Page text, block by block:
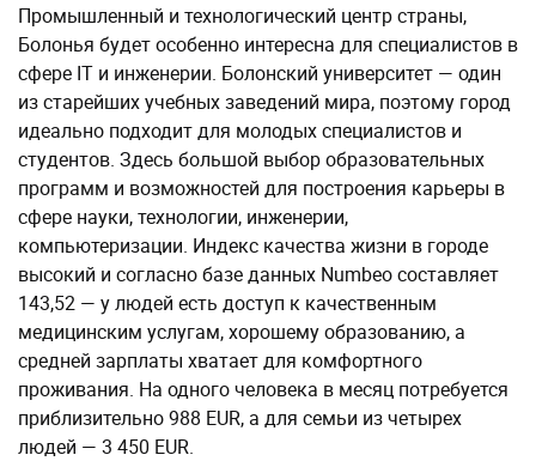
Промышленный и технологический центр страны,
Болонья будет особенно интересна для специалистов в
сфере IT и инженерии. Болонский университет — один
из старейших учебных заведений мира, поэтому город
идеально подходит для молодых специалистов и
студентов. Здесь большой выбор образовательных
программ и возможностей для построения карьеры в
сфере науки, технологии, инженерии,
компьютеризации. Индекс качества жизни в городе
высокий и согласно базе данных Numbeo составляет
143,52 — у людей есть доступ к качественным
медицинским услугам, хорошему образованию, а
средней зарплаты хватает для комфортного
проживания. На одного человека в месяц потребуется
приблизительно 988 EUR, а для семьи из четырех
людей — 3 450 EUR.